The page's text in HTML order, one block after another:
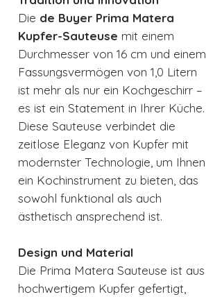
Die de Buyer Prima Matera
Kupfer-Sauteuse mit einem
Durchmesser von 16 cm und einem
Fassungsvermögen von 1,0 Litern
ist mehr als nur ein Kochgeschirr –
es ist ein Statement in Ihrer Küche.
Diese Sauteuse verbindet die
zeitlose Eleganz von Kupfer mit
modernster Technologie, um Ihnen
ein Kochinstrument zu bieten, das
sowohl funktional als auch
ästhetisch ansprechend ist.
Design und Material
Die Prima Matera Sauteuse ist aus
hochwertigem Kupfer gefertigt,